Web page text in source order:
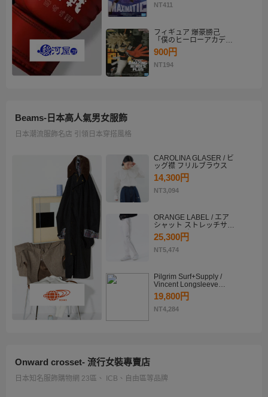
NT411
フィギュア 爆豪勝己
「僕のヒーローアカデミ
ア」 THE AMAZING
HEROES-PLUS-
KATSUKI BAKUGO II
900円
NT194
Beams-日本高人氣男女服飾
日本潮流服飾名店 引領日本穿搭風格
CAROLINA GLASER / ビ
ッグ襟 フリルブラウス
14,300円
NT3,094
ORANGE LABEL / エア
シャット ストレッチサイ
ドラインパンツ
25,300円
NT5,474
Pilgrim Surf+Supply /
Vincent Longsleeve
Shirt
19,800円
NT4,284
Onward crosset- 流行女裝專賣店
日本知名服飾購物網 23區、 ICB、自由區等品牌